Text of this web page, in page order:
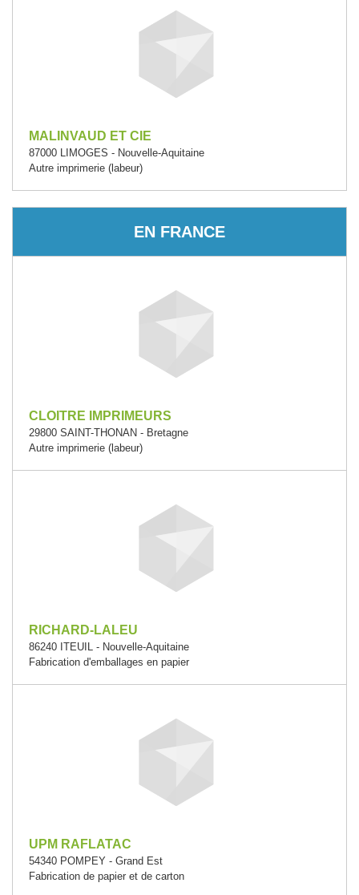
MALINVAUD ET CIE
87000 LIMOGES - Nouvelle-Aquitaine
Autre imprimerie (labeur)
EN FRANCE
CLOITRE IMPRIMEURS
29800 SAINT-THONAN - Bretagne
Autre imprimerie (labeur)
RICHARD-LALEU
86240 ITEUIL - Nouvelle-Aquitaine
Fabrication d'emballages en papier
UPM RAFLATAC
54340 POMPEY - Grand Est
Fabrication de papier et de carton